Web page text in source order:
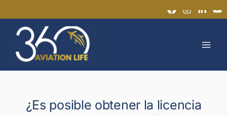
al
contenido
¿Es posible obtener la licencia